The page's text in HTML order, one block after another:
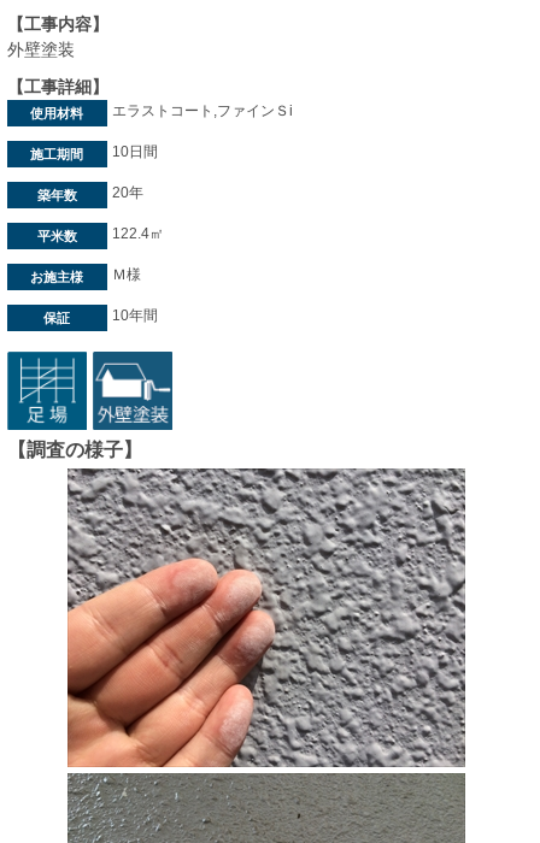
【工事内容】
外壁塗装
【工事詳細】
使用材料 エラストコート,ファインＳi
施工期間 10日間
築年数 20年
平米数 122.4㎡
お施主様 Ｍ様
保証 10年間
【調査の様子】